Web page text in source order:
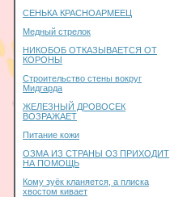
СЕНЬКА КРАСНОАРМЕЕЦ
Медный стрелок
НИКОБОБ ОТКАЗЫВАЕТСЯ ОТ
КОРОНЫ
Строительство стены вокруг
Мидгарда
ЖЕЛЕЗНЫЙ ДРОВОСЕК
ВОЗРАЖАЕТ
Питание кожи
ОЗМА ИЗ СТРАНЫ О3 ПРИХОДИТ
НА ПОМОЩЬ
Кому зуёк кланяется, а плиска
хвостом кивает